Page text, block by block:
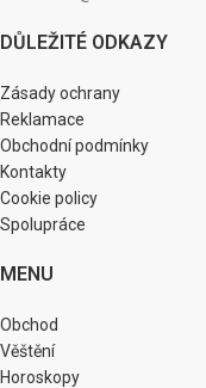
DŮLEŽITÉ ODKAZY
Zásady ochrany
Reklamace
Obchodní podmínky
Kontakty
Cookie policy
Spolupráce
MENU
Obchod
Věštění
Horoskopy